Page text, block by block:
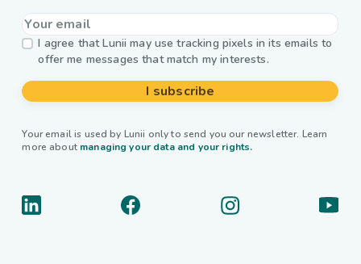
I agree that Lunii may use tracking pixels in its emails to
offer me messages that match my interests.
I subscribe
Your email is used by Lunii only to send you our newsletter. Learn
more about managing your data and your rights.